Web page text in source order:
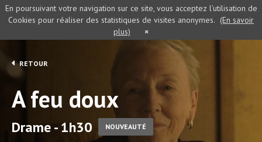
RETOUR
A feu doux
Drame - 1h30 NOUVEAUTÉ
En poursuivant votre navigation sur ce site, vous acceptez l’utilisation de
Cookies pour réaliser des statistiques de visites anonymes. (En savoir
plus)
×